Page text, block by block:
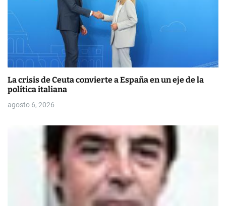
La crisis de Ceuta convierte a España en un eje de la
política italiana
agosto 6, 2026